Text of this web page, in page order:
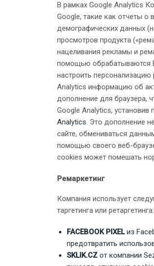
В рамках Google Analytics
Google, такие как отчеты о
демографических данных
просмотров продукта
нацеливания рекламы и
помощью обрабатываются
настроить персонализацию
Analytics информацию об
дополнение для браузера,
Google Analytics, установив
Analytics. Это дополнение
сайте, обмениваться
помощью своего веб-
cookies может помешать
Ремаркетинг
Компания использует
таргетинга или ретаргетинга:
FACEBOOK PIXELиз
предотвратить
SKLIK.CZ от компании